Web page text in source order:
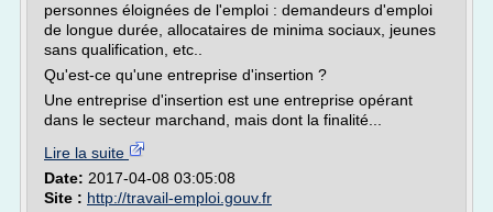
personnes éloignées de l'emploi : demandeurs d'emploi
de longue durée, allocataires de minima sociaux, jeunes
sans qualification, etc..
Qu'est-ce qu'une entreprise d'insertion ?
Une entreprise d'insertion est une entreprise opérant
dans le secteur marchand, mais dont la finalité...
Lire la suite
Date: 2017-04-08 03:05:08
Site : http://travail-emploi.gouv.fr